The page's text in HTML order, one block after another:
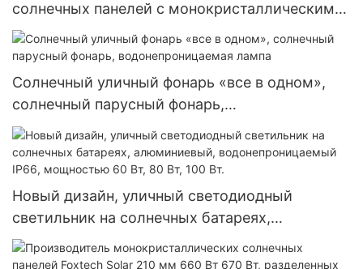
солнечных панелей с монокристаллическими
элементами диаметром 182 мм, мощностью
300 Вт, 360 Вт и 400 Вт.
Солнечный уличный фонарь «все в одном»,
солнечный парусный фонарь,
водонепроницаемая лампа
Новый дизайн, уличный светодиодный
светильник на солнечных батареях,
алюминиевый, водонепроницаемый IP66,
мощностью 60 Вт, 80 Вт, 100 Вт.